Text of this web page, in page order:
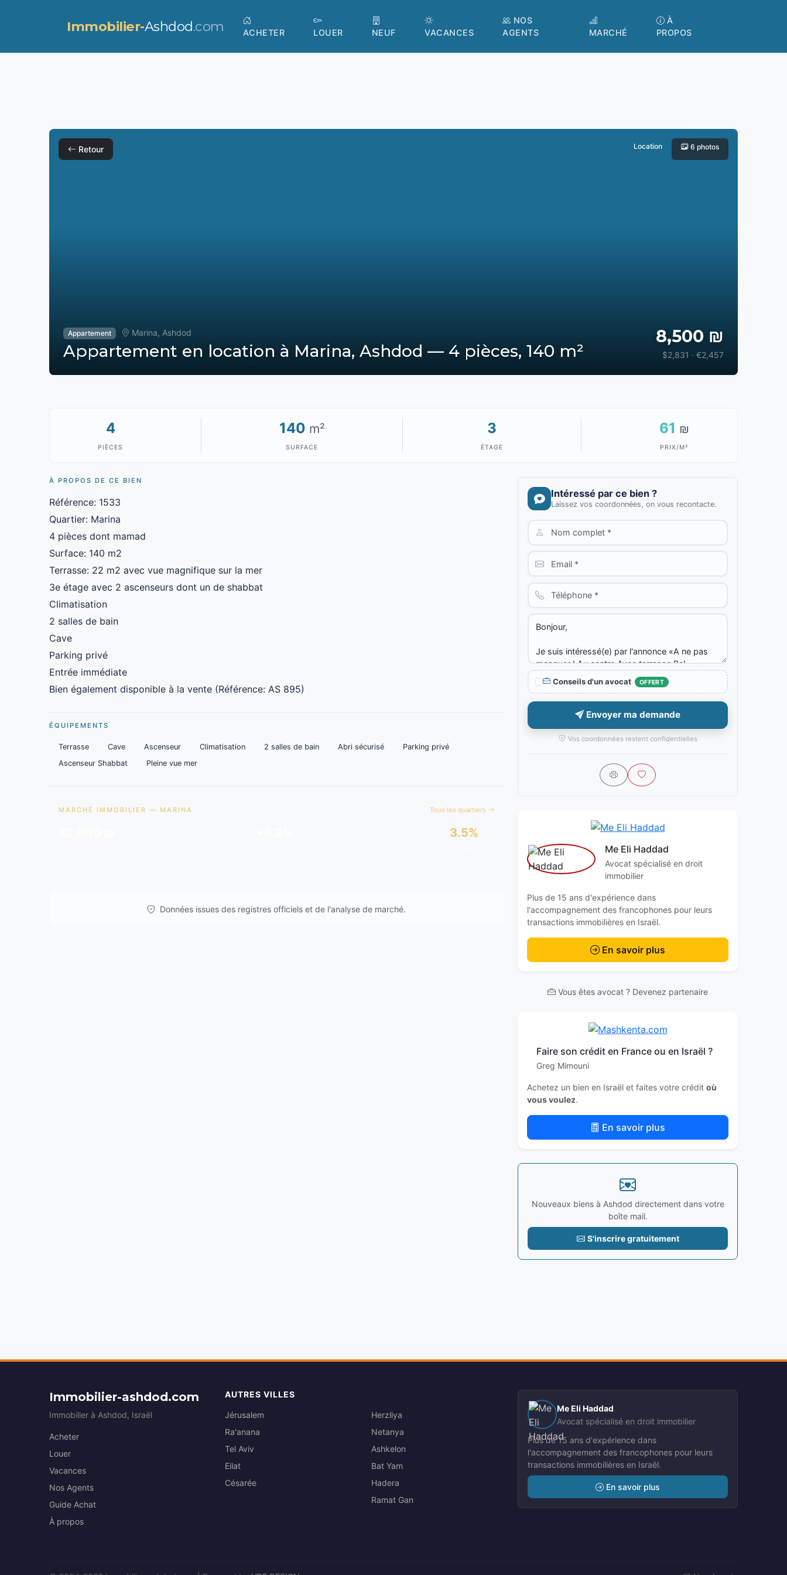
Immobilier-Ashdod.com ACHETER LOUER NEUF VACANCES
NOS
AGENTS
MARCHÉ
À
PROPOS
Retour Location 6 photos
Appartement Marina, Ashdod
Appartement en location à Marina, Ashdod — 4 pièces, 140 m²
8,500 ₪
$2,831 · €2,457
4
PIÈCES
140 m²
SURFACE
3
ÉTAGE
61 ₪
PRIX/M²
À PROPOS DE CE BIEN
Référence: 1533
Quartier: Marina
4 pièces dont mamad
Surface: 140 m2
Terrasse: 22 m2 avec vue magnifique sur la mer
3e étage avec 2 ascenseurs dont un de shabbat
Climatisation
2 salles de bain
Cave
Parking privé
Entrée immédiate
Bien également disponible à la vente (Référence: AS 895)
ÉQUIPEMENTS
Terrasse Cave Ascenseur Climatisation 2 salles de bain Abri sécurisé
Parking privé
Ascenseur Shabbat
Pleine vue mer
MARCHÉ IMMOBILIER — MARINA Tous les quartiers
3.5%
Données issues des registres officiels et de l'analyse de marché.
Intéressé par ce bien ?
Laissez vos coordonnées, on vous recontacte.
Conseils d'un avocat OFFERT
Envoyer ma demande
Vos coordonnées restent confidentielles
Me Eli Haddad
Avocat spécialisé en droit
immobilier
Plus de 15 ans d'expérience dans
l'accompagnement des francophones pour leurs
transactions immobilières en Israël.
En savoir plus
Vous êtes avocat ? Devenez partenaire
Faire son crédit en France ou en Israël ?
Greg Mimouni
Achetez un bien en Israël et faites votre crédit où
vous voulez.
En savoir plus
Nouveaux biens à Ashdod directement dans votre
boîte mail.
S'inscrire gratuitement
Immobilier-ashdod.com
Immobilier à Ashdod, Israël
Acheter
Louer
Vacances
Nos Agents
Guide Achat
À propos
AUTRES VILLES
Jérusalem
Ra'anana
Tel Aviv
Eilat
Césarée
Herzliya
Netanya
Ashkelon
Bat Yam
Hadera
Ramat Gan
Me Eli Haddad
Avocat spécialisé en droit immobilier
Plus de 15 ans d'expérience dans
l'accompagnement des francophones pour leurs
transactions immobilières en Israël.
En savoir plus